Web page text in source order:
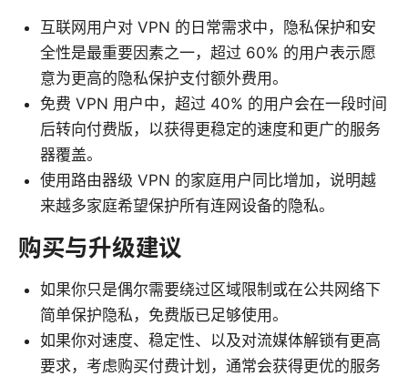
互联网用户对 VPN 的日常需求中，隐私保护和安
全性是最重要因素之一，超过 60% 的用户表示愿
意为更高的隐私保护支付额外费用。
免费 VPN 用户中，超过 40% 的用户会在一段时间
后转向付费版，以获得更稳定的速度和更广的服务
器覆盖。
使用路由器级 VPN 的家庭用户同比增加，说明越
来越多家庭希望保护所有连网设备的隐私。
购买与升级建议
如果你只是偶尔需要绕过区域限制或在公共网络下
简单保护隐私，免费版已足够使用。
如果你对速度、稳定性、以及对流媒体解锁有更高
要求，考虑购买付费计划，通常会获得更优的服务